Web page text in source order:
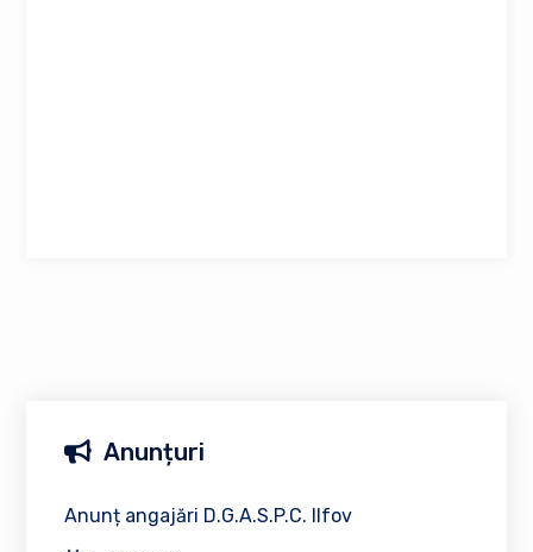
Anunțuri
Anunț angajări D.G.A.S.P.C. Ilfov